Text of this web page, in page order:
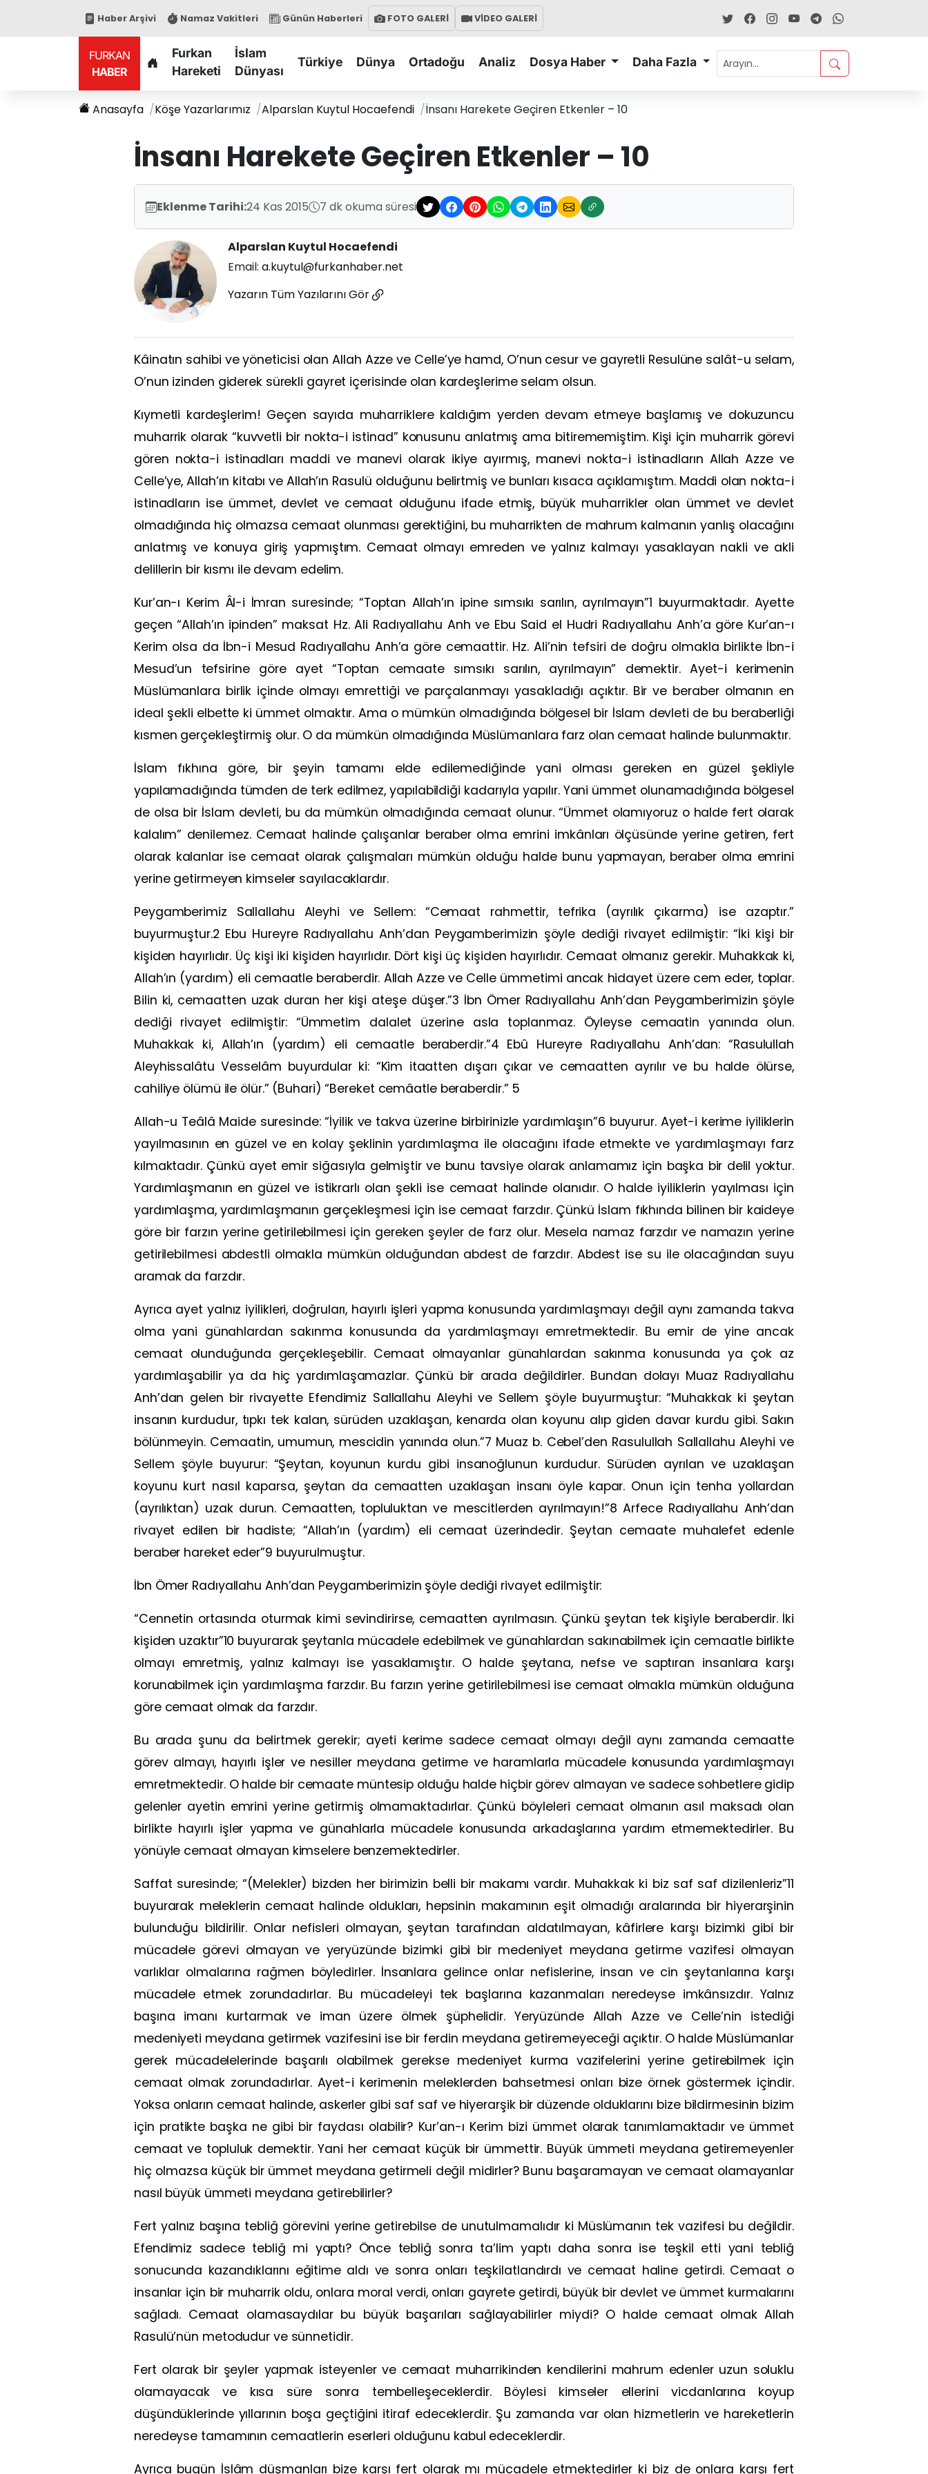
Haber Arşivi Namaz Vakitleri Günün Haberleri FOTO GALERİ VİDEO GALERİ
FURKAN
HABER
Furkan
Hareketi
İslam
Dünyası
Türkiye Dünya Ortadoğu Analiz Dosya Haber Daha Fazla
Anasayfa Köşe Yazarlarımız Alparslan Kuytul Hocaefendi İnsanı Harekete Geçiren Etkenler – 10
İnsanı Harekete Geçiren Etkenler – 10
Eklenme Tarihi:24 Kas 2015 7 dk okuma süresi
Alparslan Kuytul Hocaefendi
Email: a.kuytul@furkanhaber.net
Yazarın Tüm Yazılarını Gör
Kâinatın sahibi ve yöneticisi olan Allah Azze ve Celle’ye hamd, O’nun cesur ve gayretli Resulüne salât-u selam,
O’nun izinden giderek sürekli gayret içerisinde olan kardeşlerime selam olsun.
Kıymetli kardeşlerim! Geçen sayıda muharriklere kaldığım yerden devam etmeye başlamış ve dokuzuncu
muharrik olarak “kuvvetli bir nokta-i istinad” konusunu anlatmış ama bitirememiştim. Kişi için muharrik görevi
gören nokta-i istinadları maddi ve manevi olarak ikiye ayırmış, manevi nokta-i istinadların Allah Azze ve
Celle’ye, Allah’ın kitabı ve Allah’ın Rasulü olduğunu belirtmiş ve bunları kısaca açıklamıştım. Maddi olan nokta-i
istinadların ise ümmet, devlet ve cemaat olduğunu ifade etmiş, büyük muharrikler olan ümmet ve devlet
olmadığında hiç olmazsa cemaat olunması gerektiğini, bu muharrikten de mahrum kalmanın yanlış olacağını
anlatmış ve konuya giriş yapmıştım. Cemaat olmayı emreden ve yalnız kalmayı yasaklayan nakli ve akli
delillerin bir kısmı ile devam edelim.
Kur’an-ı Kerim Âl-i İmran suresinde; “Toptan Allah’ın ipine sımsıkı sarılın, ayrılmayın”1 buyurmaktadır. Ayette
geçen “Allah’ın ipinden” maksat Hz. Ali Radıyallahu Anh ve Ebu Said el Hudri Radıyallahu Anh’a göre Kur’an-ı
Kerim olsa da İbn-i Mesud Radıyallahu Anh’a göre cemaattir. Hz. Ali’nin tefsiri de doğru olmakla birlikte İbn-i
Mesud’un tefsirine göre ayet “Toptan cemaate sımsıkı sarılın, ayrılmayın” demektir. Ayet-i kerimenin
Müslümanlara birlik içinde olmayı emrettiği ve parçalanmayı yasakladığı açıktır. Bir ve beraber olmanın en
ideal şekli elbette ki ümmet olmaktır. Ama o mümkün olmadığında bölgesel bir İslam devleti de bu beraberliği
kısmen gerçekleştirmiş olur. O da mümkün olmadığında Müslümanlara farz olan cemaat halinde bulunmaktır.
İslam fıkhına göre, bir şeyin tamamı elde edilemediğinde yani olması gereken en güzel şekliyle
yapılamadığında tümden de terk edilmez, yapılabildiği kadarıyla yapılır. Yani ümmet olunamadığında bölgesel
de olsa bir İslam devleti, bu da mümkün olmadığında cemaat olunur. “Ümmet olamıyoruz o halde fert olarak
kalalım” denilemez. Cemaat halinde çalışanlar beraber olma emrini imkânları ölçüsünde yerine getiren, fert
olarak kalanlar ise cemaat olarak çalışmaları mümkün olduğu halde bunu yapmayan, beraber olma emrini
yerine getirmeyen kimseler sayılacaklardır.
Peygamberimiz Sallallahu Aleyhi ve Sellem: “Cemaat rahmettir, tefrika (ayrılık çıkarma) ise azaptır.”
buyurmuştur.2 Ebu Hureyre Radıyallahu Anh’dan Peygamberimizin şöyle dediği rivayet edilmiştir: “İki kişi bir
kişiden hayırlıdır. Üç kişi iki kişiden hayırlıdır. Dört kişi üç kişiden hayırlıdır. Cemaat olmanız gerekir. Muhakkak ki,
Allah’ın (yardım) eli cemaatle beraberdir. Allah Azze ve Celle ümmetimi ancak hidayet üzere cem eder, toplar.
Bilin ki, cemaatten uzak duran her kişi ateşe düşer.”3 İbn Ömer Radıyallahu Anh’dan Peygamberimizin şöyle
dediği rivayet edilmiştir: “Ümmetim dalalet üzerine asla toplanmaz. Öyleyse cemaatin yanında olun.
Muhakkak ki, Allah’ın (yardım) eli cemaatle beraberdir.”4 Ebû Hureyre Radıyallahu Anh’dan: “Rasulullah
Aleyhissalâtu Vesselâm buyurdular ki: “Kim itaatten dışarı çıkar ve cemaatten ayrılır ve bu halde ölürse,
cahiliye ölümü ile ölür.” (Buhari) “Bereket cemâatle beraberdir.” 5
Allah-u Teâlâ Maide suresinde: “İyilik ve takva üzerine birbirinizle yardımlaşın”6 buyurur. Ayet-i kerime iyiliklerin
yayılmasının en güzel ve en kolay şeklinin yardımlaşma ile olacağını ifade etmekte ve yardımlaşmayı farz
kılmaktadır. Çünkü ayet emir siğasıyla gelmiştir ve bunu tavsiye olarak anlamamız için başka bir delil yoktur.
Yardımlaşmanın en güzel ve istikrarlı olan şekli ise cemaat halinde olanıdır. O halde iyiliklerin yayılması için
yardımlaşma, yardımlaşmanın gerçekleşmesi için ise cemaat farzdır. Çünkü İslam fıkhında bilinen bir kaideye
göre bir farzın yerine getirilebilmesi için gereken şeyler de farz olur. Mesela namaz farzdır ve namazın yerine
getirilebilmesi abdestli olmakla mümkün olduğundan abdest de farzdır. Abdest ise su ile olacağından suyu
aramak da farzdır.
Ayrıca ayet yalnız iyilikleri, doğruları, hayırlı işleri yapma konusunda yardımlaşmayı değil aynı zamanda takva
olma yani günahlardan sakınma konusunda da yardımlaşmayı emretmektedir. Bu emir de yine ancak
cemaat olunduğunda gerçekleşebilir. Cemaat olmayanlar günahlardan sakınma konusunda ya çok az
yardımlaşabilir ya da hiç yardımlaşamazlar. Çünkü bir arada değildirler. Bundan dolayı Muaz Radıyallahu
Anh’dan gelen bir rivayette Efendimiz Sallallahu Aleyhi ve Sellem şöyle buyurmuştur: “Muhakkak ki şeytan
insanın kurdudur, tıpkı tek kalan, sürüden uzaklaşan, kenarda olan koyunu alıp giden davar kurdu gibi. Sakın
bölünmeyin. Cemaatin, umumun, mescidin yanında olun.”7 Muaz b. Cebel’den Rasulullah Sallallahu Aleyhi ve
Sellem şöyle buyurur: “Şeytan, koyunun kurdu gibi insanoğlunun kurdudur. Sürüden ayrılan ve uzaklaşan
koyunu kurt nasıl kaparsa, şeytan da cemaatten uzaklaşan insanı öyle kapar. Onun için tenha yollardan
(ayrılıktan) uzak durun. Cemaatten, topluluktan ve mescitlerden ayrılmayın!”8 Arfece Radıyallahu Anh’dan
rivayet edilen bir hadiste; “Allah’ın (yardım) eli cemaat üzerindedir. Şeytan cemaate muhalefet edenle
beraber hareket eder”9 buyurulmuştur.
İbn Ömer Radıyallahu Anh’dan Peygamberimizin şöyle dediği rivayet edilmiştir:
“Cennetin ortasında oturmak kimi sevindirirse, cemaatten ayrılmasın. Çünkü şeytan tek kişiyle beraberdir. İki
kişiden uzaktır”10 buyurarak şeytanla mücadele edebilmek ve günahlardan sakınabilmek için cemaatle birlikte
olmayı emretmiş, yalnız kalmayı ise yasaklamıştır. O halde şeytana, nefse ve saptıran insanlara karşı
korunabilmek için yardımlaşma farzdır. Bu farzın yerine getirilebilmesi ise cemaat olmakla mümkün olduğuna
göre cemaat olmak da farzdır.
Bu arada şunu da belirtmek gerekir; ayeti kerime sadece cemaat olmayı değil aynı zamanda cemaatte
görev almayı, hayırlı işler ve nesiller meydana getirme ve haramlarla mücadele konusunda yardımlaşmayı
emretmektedir. O halde bir cemaate müntesip olduğu halde hiçbir görev almayan ve sadece sohbetlere gidip
gelenler ayetin emrini yerine getirmiş olmamaktadırlar. Çünkü böyleleri cemaat olmanın asıl maksadı olan
birlikte hayırlı işler yapma ve günahlarla mücadele konusunda arkadaşlarına yardım etmemektedirler. Bu
yönüyle cemaat olmayan kimselere benzemektedirler.
Saffat suresinde; “(Melekler) bizden her birimizin belli bir makamı vardır. Muhakkak ki biz saf saf dizilenleriz”11
buyurarak meleklerin cemaat halinde oldukları, hepsinin makamının eşit olmadığı aralarında bir hiyerarşinin
bulunduğu bildirilir. Onlar nefisleri olmayan, şeytan tarafından aldatılmayan, kâfirlere karşı bizimki gibi bir
mücadele görevi olmayan ve yeryüzünde bizimki gibi bir medeniyet meydana getirme vazifesi olmayan
varlıklar olmalarına rağmen böyledirler. İnsanlara gelince onlar nefislerine, insan ve cin şeytanlarına karşı
mücadele etmek zorundadırlar. Bu mücadeleyi tek başlarına kazanmaları neredeyse imkânsızdır. Yalnız
başına imanı kurtarmak ve iman üzere ölmek şüphelidir. Yeryüzünde Allah Azze ve Celle’nin istediği
medeniyeti meydana getirmek vazifesini ise bir ferdin meydana getiremeyeceği açıktır. O halde Müslümanlar
gerek mücadelelerinde başarılı olabilmek gerekse medeniyet kurma vazifelerini yerine getirebilmek için
cemaat olmak zorundadırlar. Ayet-i kerimenin meleklerden bahsetmesi onları bize örnek göstermek içindir.
Yoksa onların cemaat halinde, askerler gibi saf saf ve hiyerarşik bir düzende olduklarını bize bildirmesinin bizim
için pratikte başka ne gibi bir faydası olabilir? Kur’an-ı Kerim bizi ümmet olarak tanımlamaktadır ve ümmet
cemaat ve topluluk demektir. Yani her cemaat küçük bir ümmettir. Büyük ümmeti meydana getiremeyenler
hiç olmazsa küçük bir ümmet meydana getirmeli değil midirler? Bunu başaramayan ve cemaat olamayanlar
nasıl büyük ümmeti meydana getirebilirler?
Fert yalnız başına tebliğ görevini yerine getirebilse de unutulmamalıdır ki Müslümanın tek vazifesi bu değildir.
Efendimiz sadece tebliğ mi yaptı? Önce tebliğ sonra ta’lim yaptı daha sonra ise teşkil etti yani tebliğ
sonucunda kazandıklarını eğitime aldı ve sonra onları teşkilatlandırdı ve cemaat haline getirdi. Cemaat o
insanlar için bir muharrik oldu, onlara moral verdi, onları gayrete getirdi, büyük bir devlet ve ümmet kurmalarını
sağladı. Cemaat olamasaydılar bu büyük başarıları sağlayabilirler miydi? O halde cemaat olmak Allah
Rasulü’nün metodudur ve sünnetidir.
Fert olarak bir şeyler yapmak isteyenler ve cemaat muharrikinden kendilerini mahrum edenler uzun soluklu
olamayacak ve kısa süre sonra tembelleşeceklerdir. Böylesi kimseler ellerini vicdanlarına koyup
düşündüklerinde yıllarının boşa geçtiğini itiraf edeceklerdir. Şu zamanda var olan hizmetlerin ve hareketlerin
neredeyse tamamının cemaatlerin eserleri olduğunu kabul edeceklerdir.
Ayrıca bugün İslâm düşmanları bize karşı fert olarak mı mücadele etmektedirler ki biz de onlara karşı fert